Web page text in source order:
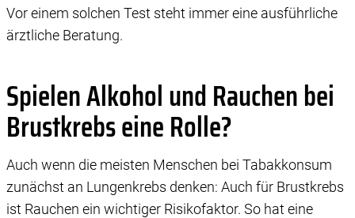
Vor einem solchen Test steht immer eine ausführliche
ärztliche Beratung.
Spielen Alkohol und Rauchen bei
Brustkrebs eine Rolle?
Auch wenn die meisten Menschen bei Tabakkonsum
zunächst an Lungenkrebs denken: Auch für Brustkrebs
ist Rauchen ein wichtiger Risikofaktor. So hat eine